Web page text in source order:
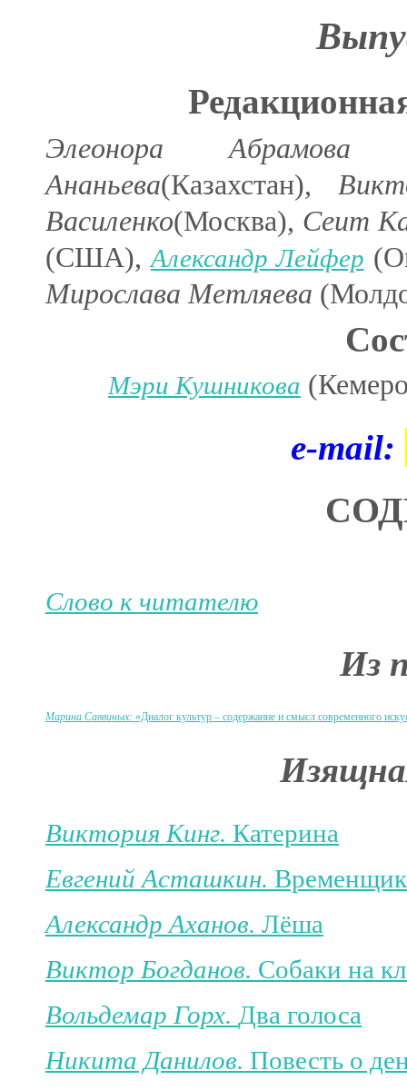
Элеонора Абрамова
Ананьева(Казахстан),
Василенко(Москва), Сеит
(США),Александр Лейфер
Мирослава Метляева
Мэри Кушникова
e-mail:
Слово к читателю
Из
Марина Саввиных: «Диалог культур – содержание и смысл современного
Виктория Кинг. Катерина
Евгений Асташкин.
Александр Аханов. Лёша
Виктор Богданов. Собаки на
Вольдемар Горх. Два голоса
Никита Данилов. Повесть о